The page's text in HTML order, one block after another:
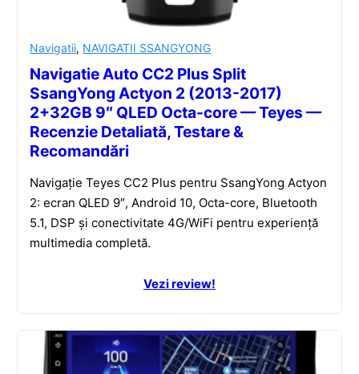
Navigatii, NAVIGATII SSANGYONG
Navigatie Auto CC2 Plus Split
SsangYong Actyon 2 (2013-2017)
2+32GB 9″ QLED Octa-core — Teyes —
Recenzie Detaliată, Testare &
Recomandări
Navigație Teyes CC2 Plus pentru SsangYong Actyon
2: ecran QLED 9″, Android 10, Octa-core, Bluetooth
5.1, DSP și conectivitate 4G/WiFi pentru experiență
multimedia completă.
Vezi review!